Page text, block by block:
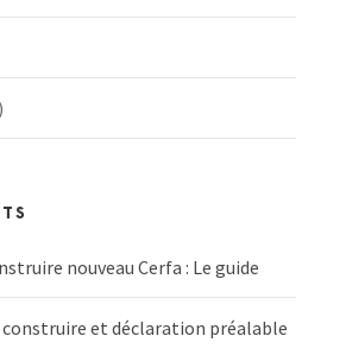
nouveau Cerfa : Le guide
construire et déclaration préalable